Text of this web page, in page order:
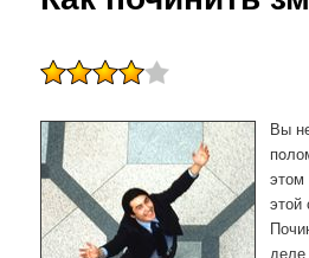
Вы
этом
этой
деле